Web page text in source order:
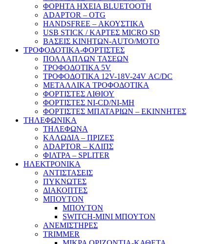
ΦΟΡΗΤΑ ΗΧΕΙΑ BLUETOOTH
ADAPTOR – ΟΤG
HANDSFREE – ΑΚΟΥΣΤΙΚΑ
USB STICK / ΚΑΡΤΕΣ MICRO SD
ΒΑΣΕΙΣ ΚΙΝΗΤΩΝ-AUTO/MOTO
ΤΡΟΦΟΔΟΤΙΚΑ-ΦΟΡΤΙΣΤΕΣ
ΠΟΛΛΑΠΛΩΝ ΤΑΣΕΩΝ
ΤΡΟΦΟΔΟΤΙΚΑ 5V
ΤΡΟΦΟΔΟΤΙΚΑ 12V-18V-24V ΑC/DC
ΜΕΤΑΛΛΙΚΑ ΤΡΟΦΟΔΟΤΙΚΑ
ΦΟΡΤΙΣΤΕΣ ΛΙΘΙΟΥ
ΦΟΡΤΙΣΤΕΣ NI-CD/NI-MH
ΦΟΡΤΙΣΤΕΣ ΜΠΑΤΑΡΙΩΝ – ΕΚΙΝΝΗΤΕΣ
ΤΗΛΕΦΩΝΙΚΑ
ΤΗΛΕΦΩΝΑ
ΚΑΛΩΔΙΑ – ΠΡΙΖΕΣ
ADAPTOR – ΚΛΙΠΣ
ΦΙΛΤΡΑ – SPLITER
ΗΛΕΚΤΡΟΝΙΚΑ
ΑΝΤΙΣΤΑΣΕΙΣ
ΠΥΚΝΩΤΕΣ
ΔΙΑΚΟΠΤΕΣ
ΜΠΟΥΤΟΝ
ΜΠΟΥΤΟΝ
SWITCH-MINI ΜΠΟΥΤΟΝ
ΑΝΕΜΙΣΤΗΡΕΣ
TRIMMER